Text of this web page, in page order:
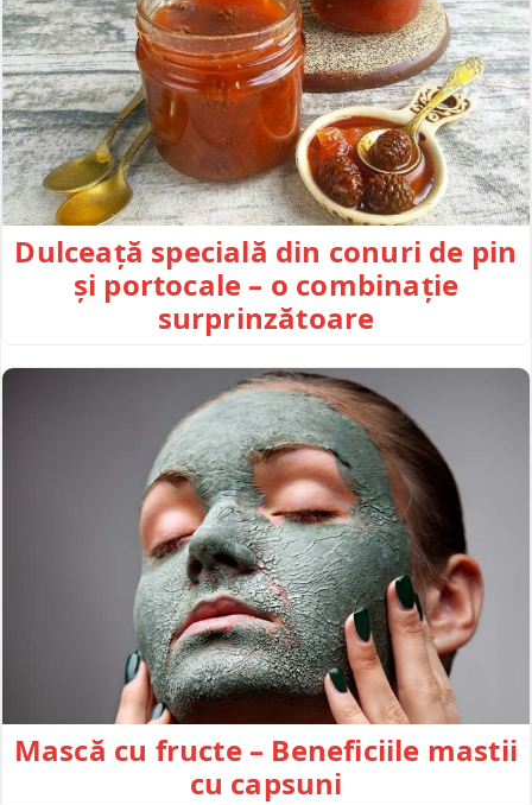
Dulceață specială din conuri de pin
și portocale – o combinație
surprinzătoare
Mască cu fructe – Beneficiile mastii
cu capsuni